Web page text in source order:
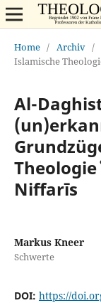
Home / Archiv /
Islamische
Al-
Theologie
Niffarīs
Markus Kneer
Schwerte
DOI: https://